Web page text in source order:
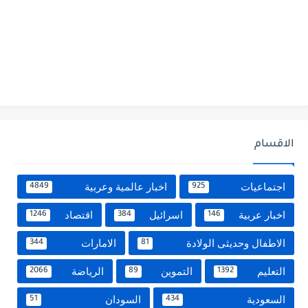
الاقسام
اجتماعيات 925 اخبار عالمية وعربية 4849
اخبار عربية 146 اسرائيل 384 اقتصاد 1246
الاطفال وحديثى الولادة 81 الامارات 344
التعليم 1392 التموين 89 الرياضة 2066
السعودية 434 السودان 51